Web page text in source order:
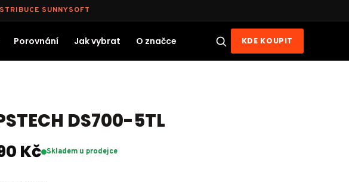
SUNNYSOFT
Porovnání Jak vybrat O značce KDE KOUPIT
DS700-5TL
Kč Skladem u prodejce